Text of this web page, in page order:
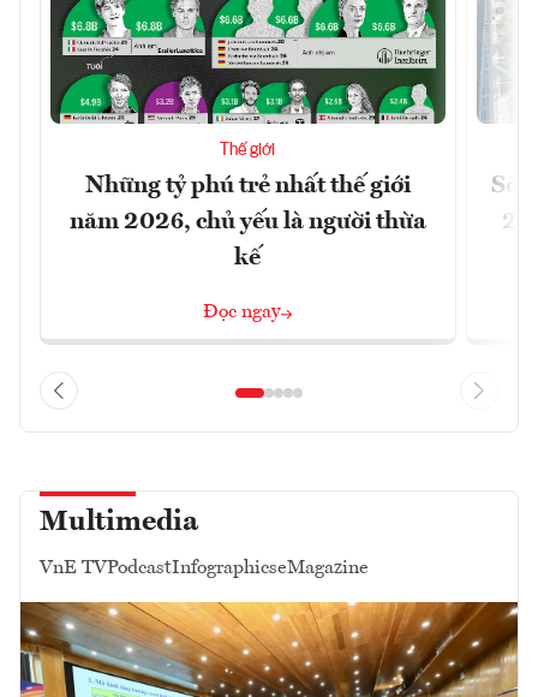
Thế giới
Những tỷ phú trẻ nhất thế giới
năm 2026, chủ yếu là người thừa
kế
Đọc ngay
Số
Multimedia
VnE TVPodcastInfographicseMagazine